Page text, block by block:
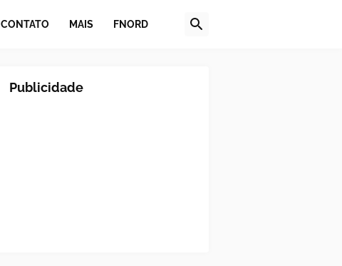
CONTATO MAIS FNORD
Publicidade